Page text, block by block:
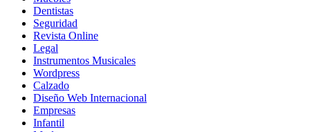
Dentistas
Seguridad
Revista Online
Legal
Instrumentos Musicales
Wordpress
Calzado
Diseño Web Internacional
Empresas
Infantil